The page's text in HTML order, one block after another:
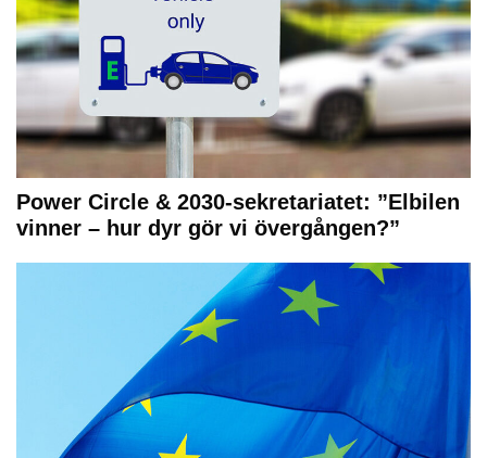
Power Circle & 2030-sekretariatet: ”Elbilen
vinner – hur dyr gör vi övergången?”